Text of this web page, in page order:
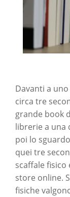
Davanti a
circa tre
grande book
librerie a una
poi lo
quei tre
scaffale fisico
store online.
fisiche